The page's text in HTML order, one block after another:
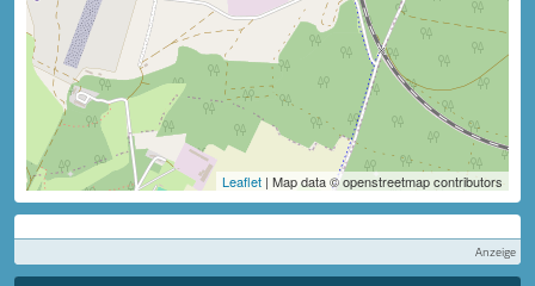
Leaflet | Map data © openstreetmap contributors
Anzeige